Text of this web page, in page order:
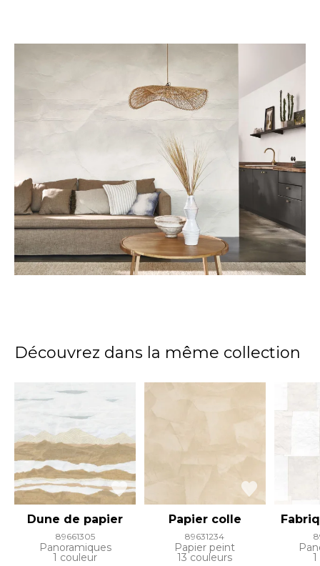
Découvrez dans la même collection
Dune de papier
89661305
Panoramiques
1 couleur
Papier colle
89631234
Papier peint
13 couleurs